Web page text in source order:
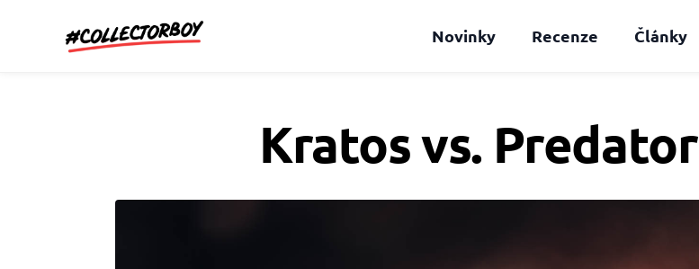
Novinky Recenze Články
Kratos vs. Predator